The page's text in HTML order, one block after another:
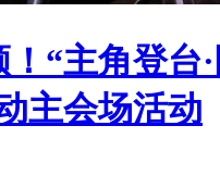
！“主角登台
主会场活动